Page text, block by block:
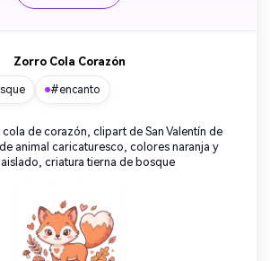
Zorro Cola Corazón
#encanto
de corazón, clipart de San Valentín de
animal caricaturesco, colores naranja y
criatura tierna de bosque